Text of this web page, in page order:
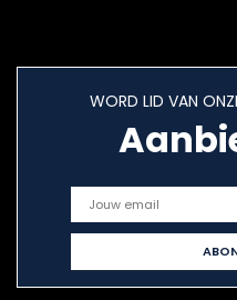
WORD LID VAN